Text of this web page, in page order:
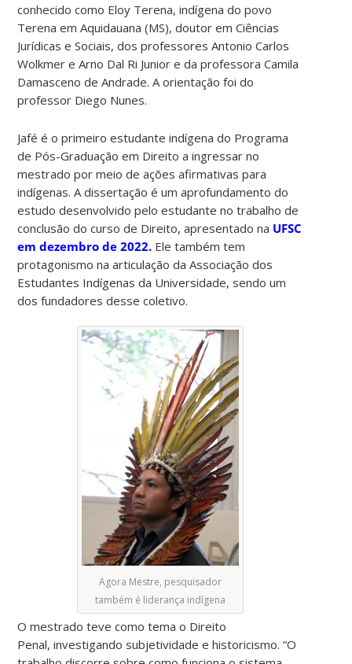
conhecido como Eloy Terena, indígena do povo
Terena em Aquidauana (MS), doutor em Ciências
Jurídicas e Sociais, dos professores Antonio Carlos
Wolkmer e Arno Dal Ri Junior e da professora Camila
Damasceno de Andrade. A orientação foi do
professor Diego Nunes.
Jafé é o primeiro estudante indígena do Programa
de Pós-Graduação em Direito a ingressar no
mestrado por meio de ações afirmativas para
indígenas. A dissertação é um aprofundamento do
estudo desenvolvido pelo estudante no trabalho de
conclusão do curso de Direito, apresentado na UFSC
em dezembro de 2022. Ele também tem
protagonismo na articulação da Associação dos
Estudantes Indígenas da Universidade, sendo um
dos fundadores desse coletivo.
Agora Mestre, pesquisador
também é liderança indígena
O mestrado teve como tema o Direito
Penal, investigando subjetividade e historicismo. “O